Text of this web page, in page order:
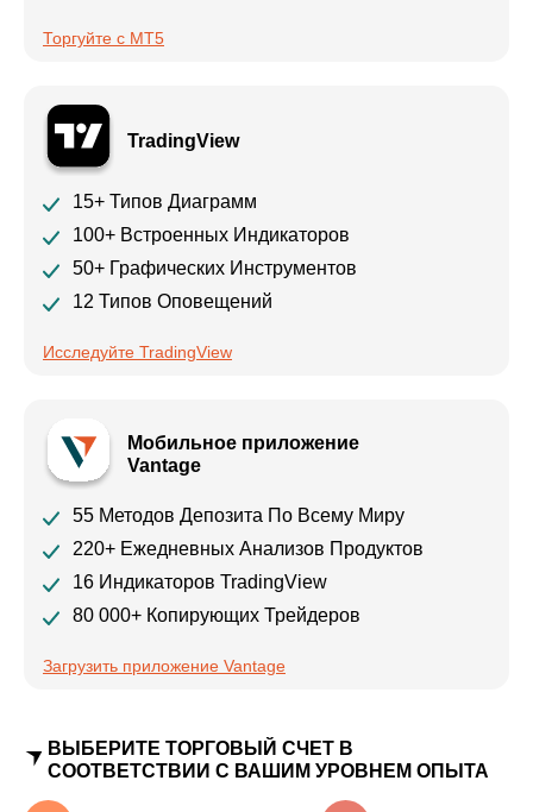
Торгуйте с MT5
TradingView
15+ Типов Диаграмм
100+ Встроенных Индикаторов
50+ Графических Инструментов
12 Типов Оповещений
Исследуйте TradingView
Мобильное приложение
Vantage
55 Методов Депозита По Всему Миру
220+ Ежедневных Анализов Продуктов
16 Индикаторов TradingView
80 000+ Копирующих Трейдеров
Загрузить приложение Vantage
ВЫБЕРИТЕ ТОРГОВЫЙ СЧЕТ В
СООТВЕТСТВИИ С ВАШИМ УРОВНЕМ ОПЫТА